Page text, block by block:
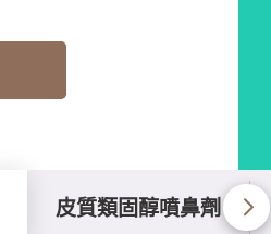
皮質類固醇噴鼻劑